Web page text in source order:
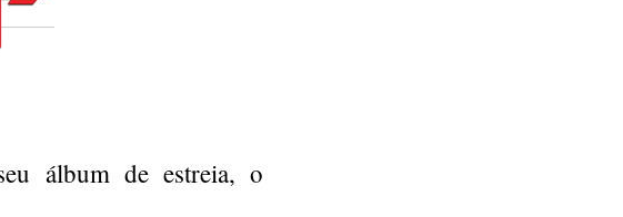
álbum de estreia, o